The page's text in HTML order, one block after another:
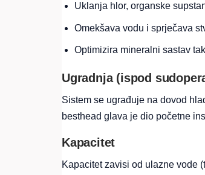
Uklanja hlor, organske
Omekšava vodu i sprječava
Optimizira mineralni sastav
Ugradnja (ispod
Sistem se ugrađuje na dovod
besthead glava je dio početne
Kapacitet
Kapacitet zavisi od ulazne vode